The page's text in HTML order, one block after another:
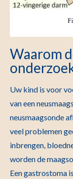
Waarom
Uw kind is voor
van een
neusmaagsonde
veel problemen
inbrengen,
worden de
Een gastrostoma